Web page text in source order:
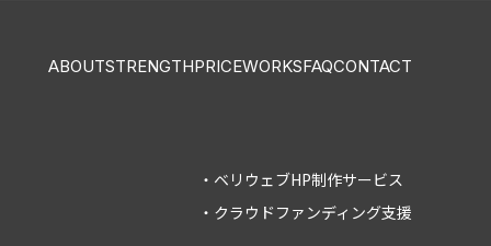
ABOUTSTRENGTHPRICEWORKSFAQCONTACT
・ベリウェブHP制作サービス
・クラウドファンディング支援